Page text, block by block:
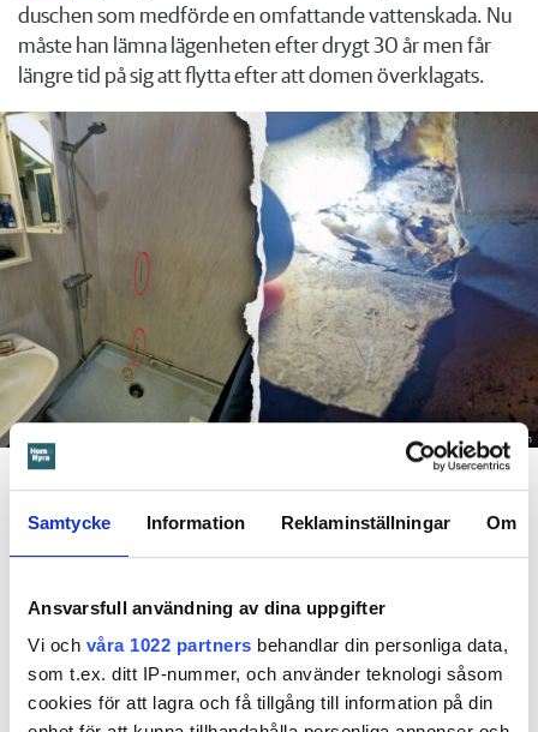
Samtycke Information Reklaminställningar Om
Ansvarsfull användning av dina uppgifter
Vi och våra 1022 partners behandlar din personliga data,
som t.ex. ditt IP-nummer, och använder teknologi såsom
cookies för att lagra och få tillgång till information på din
duschen som medförde en omfattande vattenskada. Nu
måste han lämna lägenheten efter drygt 30 år men får
längre tid på sig att flytta efter att domen överklagats.
Foto: Hyresnämnden
En inspektion visade att vatten under en längre tid läckt in genom sprickor i väggen (de
Hyresgästen har bott i lägenheten i skånska Båstad sedan
1995 men måste nu flytta sedan hans kontrakt prövats både
i hyresnämnden och i hovrätten.
Skada upptäcktes av hantverkare